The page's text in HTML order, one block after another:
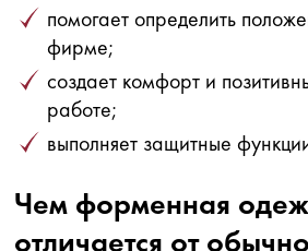
помогает определить
фирме;
создает комфорт и
работе;
выполняет защитные
Чем форменная
отличается от